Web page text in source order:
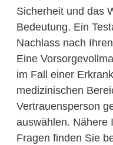
Sicherheit und das
Bedeutung. Ein
Nachlass nach
Eine
im Fall einer
medizinischen
Vertrauensperson
auswählen. Nähere
Fragen finden Sie